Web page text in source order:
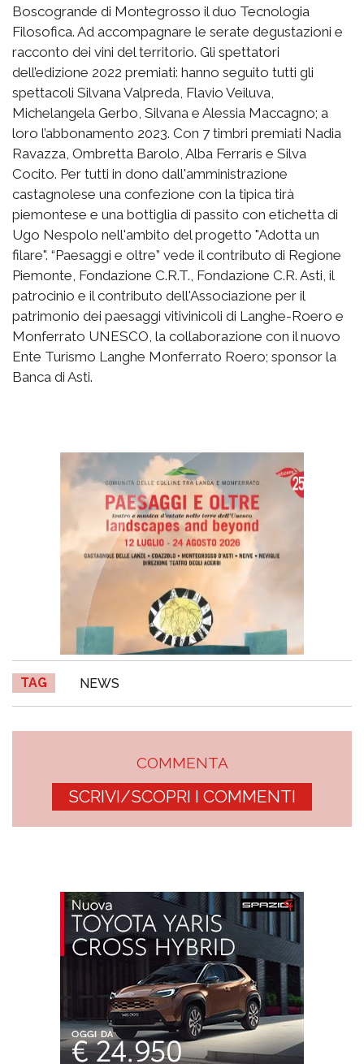
Boscogrande di Montegrosso il duo Tecnologia
Filosofica. Ad accompagnare le serate degustazioni e
racconto dei vini del territorio. Gli spettatori
dell’edizione 2022 premiati: hanno seguito tutti gli
spettacoli Silvana Valpreda, Flavio Veiluva,
Michelangela Gerbo, Silvana e Alessia Maccagno; a
loro l’abbonamento 2023. Con 7 timbri premiati Nadia
Ravazza, Ombretta Barolo, Alba Ferraris e Silva
Cocito. Per tutti in dono dall'amministrazione
castagnolese una confezione con la tipica tirà
piemontese e una bottiglia di passito con etichetta di
Ugo Nespolo nell'ambito del progetto "Adotta un
filare". “Paesaggi e oltre” vede il contributo di Regione
Piemonte, Fondazione C.R.T., Fondazione C.R. Asti, il
patrocinio e il contributo dell'Associazione per il
patrimonio dei paesaggi vitivinicoli di Langhe-Roero e
Monferrato UNESCO, la collaborazione con il nuovo
Ente Turismo Langhe Monferrato Roero; sponsor la
Banca di Asti.
TAG NEWS
COMMENTA
SCRIVI/SCOPRI I COMMENTI